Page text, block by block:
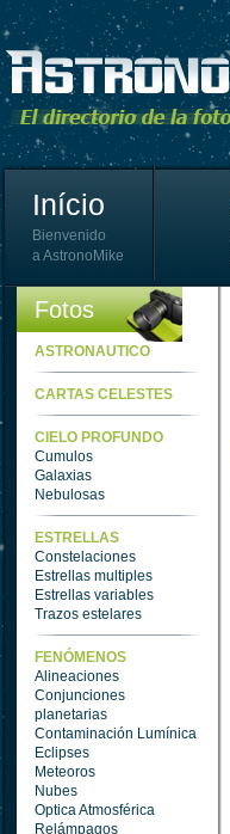
Início
Bienvenido
a AstronoMike
Fotos
ASTRONAUTICO
CARTAS CELESTES
CIELO PROFUNDO
Cumulos
Galaxias
Nebulosas
ESTRELLAS
Constelaciones
Estrellas multiples
Estrellas variables
Trazos estelares
FENÓMENOS
Alineaciones
Conjunciones
planetarias
Contaminación Lumínica
Eclipses
Meteoros
Nubes
Optica Atmosférica
Relámpagos